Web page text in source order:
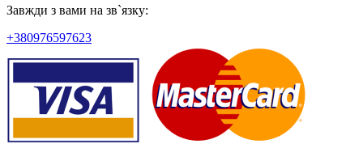
Завжди з вами на зв`язку:
+380976597623